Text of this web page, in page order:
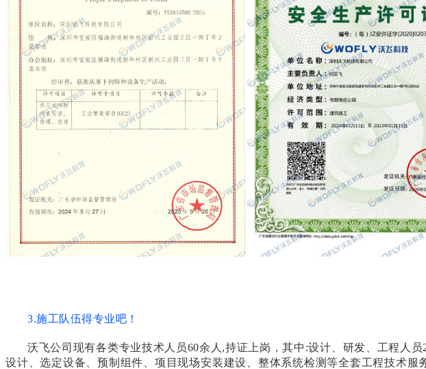
3.施工队伍得专业吧！
沃飞公司现有各类专业技术人员60余人,持证上岗，其中:设计、研发、工程人
设计、选定设备、预制组件、项目现场安装建设、整体系统检测等全套工程技术服